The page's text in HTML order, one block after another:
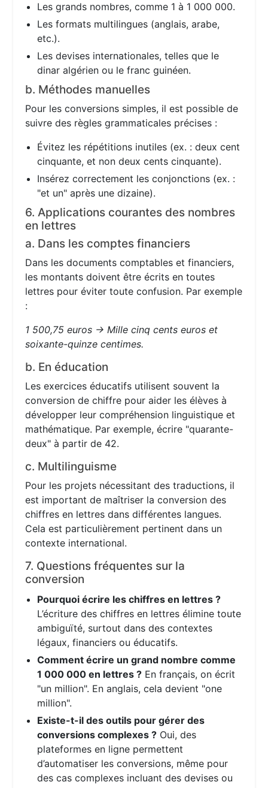
Les grands nombres, comme 1 à 1 000 000.
Les formats multilingues (anglais, arabe,
etc.).
Les devises internationales, telles que le
dinar algérien ou le franc guinéen.
b. Méthodes manuelles
Pour les conversions simples, il est possible de
suivre des règles grammaticales précises :
Évitez les répétitions inutiles (ex. : deux cent
cinquante, et non deux cents cinquante).
Insérez correctement les conjonctions (ex. :
"et un" après une dizaine).
6. Applications courantes des nombres
en lettres
a. Dans les comptes financiers
Dans les documents comptables et financiers,
les montants doivent être écrits en toutes
lettres pour éviter toute confusion. Par exemple
:
1 500,75 euros → Mille cinq cents euros et
soixante-quinze centimes.
b. En éducation
Les exercices éducatifs utilisent souvent la
conversion de chiffre pour aider les élèves à
développer leur compréhension linguistique et
mathématique. Par exemple, écrire "quarante-
deux" à partir de 42.
c. Multilinguisme
Pour les projets nécessitant des traductions, il
est important de maîtriser la conversion des
chiffres en lettres dans différentes langues.
Cela est particulièrement pertinent dans un
contexte international.
7. Questions fréquentes sur la
conversion
Pourquoi écrire les chiffres en lettres ?
L’écriture des chiffres en lettres élimine toute
ambiguïté, surtout dans des contextes
légaux, financiers ou éducatifs.
Comment écrire un grand nombre comme
1 000 000 en lettres ? En français, on écrit
"un million". En anglais, cela devient "one
million".
Existe-t-il des outils pour gérer des
conversions complexes ? Oui, des
plateformes en ligne permettent
d’automatiser les conversions, même pour
des cas complexes incluant des devises ou